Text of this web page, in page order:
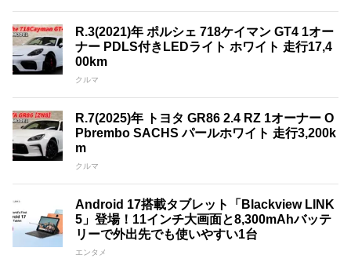
R.3(2021)年 ポルシェ 718ケイマン GT4 1オー
ナー PDLS付きLEDライト ホワイト 走行17,4
00km
クルマ
R.7(2025)年 トヨタ GR86 2.4 RZ 1オーナー O
Pbrembo SACHS パールホワイト 走行3,200k
m
クルマ
Android 17搭載タブレット「Blackview LINK
5」登場！11インチ大画面と8,300mAhバッテ
リーで外出先でも使いやすい1台
エンタメ